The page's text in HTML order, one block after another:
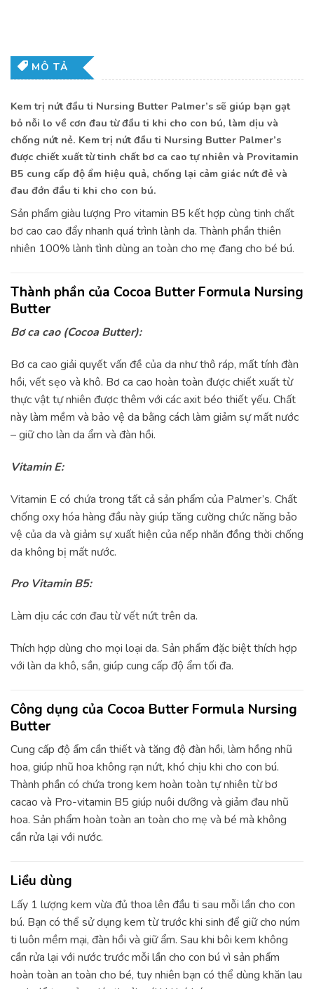
MÔ TẢ
Kem trị nứt đầu ti Nursing Butter Palmer’s sẽ giúp bạn gạt
bỏ nỗi lo về cơn đau từ đầu ti khi cho con bú, làm dịu và
chống nứt nẻ. Kem trị nứt đầu ti Nursing Butter Palmer’s
được chiết xuất từ tinh chất bơ ca cao tự nhiên và Provitamin
B5 cung cấp độ ẩm hiệu quả, chống lại cảm giác nứt đẻ và
đau đớn đầu ti khi cho con bú.
Sản phẩm giàu lượng Pro vitamin B5 kết hợp cùng tinh chất
bơ cao cao đẩy nhanh quá trình lành da. Thành phần thiên
nhiên 100% lành tình dùng an toàn cho mẹ đang cho bé bú.
Thành phần của Cocoa Butter Formula Nursing
Butter
Bơ ca cao (Cocoa Butter):
Bơ ca cao giải quyết vấn đề của da như thô ráp, mất tính đàn
hồi, vết sẹo và khô. Bơ ca cao hoàn toàn được chiết xuất từ ​​
thực vật tự nhiên được thêm với các axit béo thiết yếu. Chất
này làm mềm và bảo vệ da bằng cách làm giảm sự mất nước
– giữ cho làn da ẩm và đàn hồi.
Vitamin E:
Vitamin E có chứa trong tất cả sản phẩm của Palmer’s. Chất
chống oxy hóa hàng đầu này giúp tăng cường chức năng bảo
vệ của da và giảm sự xuất hiện của nếp nhăn đồng thời chống
da không bị mất nước.
Pro Vitamin B5:
Làm dịu các cơn đau từ vết nứt trên da.
Thích hợp dùng cho mọi loại da. Sản phẩm đặc biệt thích hợp
với làn da khô, sần, giúp cung cấp độ ẩm tối đa.
Công dụng của Cocoa Butter Formula Nursing
Butter
Cung cấp độ ẩm cần thiết và tăng độ đàn hồi, làm hồng nhũ
hoa, giúp nhũ hoa không rạn nứt, khó chịu khi cho con bú.
Thành phần có chứa trong kem hoàn toàn tự nhiên từ bơ
cacao và Pro-vitamin B5 giúp nuôi dưỡng và giảm đau nhũ
hoa. Sản phẩm hoàn toàn an toàn cho mẹ và bé mà không
cần rửa lại với nước.
Liều dùng
Lấy 1 lượng kem vừa đủ thoa lên đầu ti sau mỗi lần cho con
bú. Bạn có thể sử dụng kem từ trước khi sinh để giữ cho núm
ti luôn mềm mại, đàn hồi và giữ ẩm. Sau khi bôi kem không
cần rửa lại với nước trước mỗi lần cho con bú vì sản phẩm
hoàn toàn an toàn cho bé, tuy nhiên bạn có thể dùng khăn lau